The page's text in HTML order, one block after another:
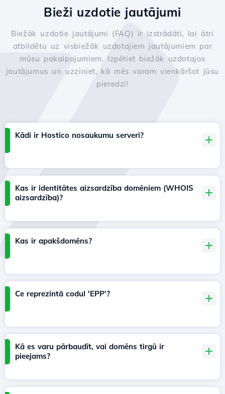
Bieži uzdotie jautājumi
Biežāk uzdotie jautājumi (FAQ) ir izstrādāti, lai ātri
atbildētu uz visbiežāk uzdotajiem jautājumiem par
mūsu pakalpojumiem. Izpētiet biežāk uzdotajos
jautājumus un uzziniet, kā mēs varam vienkāršot jūsu
pieredzi!
Kādi ir Hostico nosaukumu serveri?
Kas ir identitātes aizsardzība domēniem (WHOIS
aizsardzība)?
Kas ir apakšdomēns?
Ce reprezintă codul 'EPP'?
Kā es varu pārbaudīt, vai domēns tirgū ir
pieejams?